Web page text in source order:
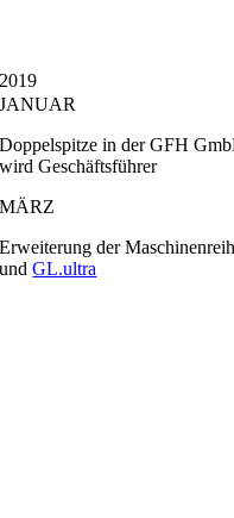
2019
JANUAR
Doppelspitze in der GFH
wird Geschäftsführer
MÄRZ
Erweiterung der
undGL.ultra